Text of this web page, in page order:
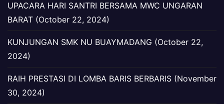
UPACARA HARI SANTRI BERSAMA MWC UNGARAN
BARAT (October 22, 2024)
KUNJUNGAN SMK NU BUAYMADANG (October 22,
2024)
RAIH PRESTASI DI LOMBA BARIS BERBARIS (November
30, 2024)